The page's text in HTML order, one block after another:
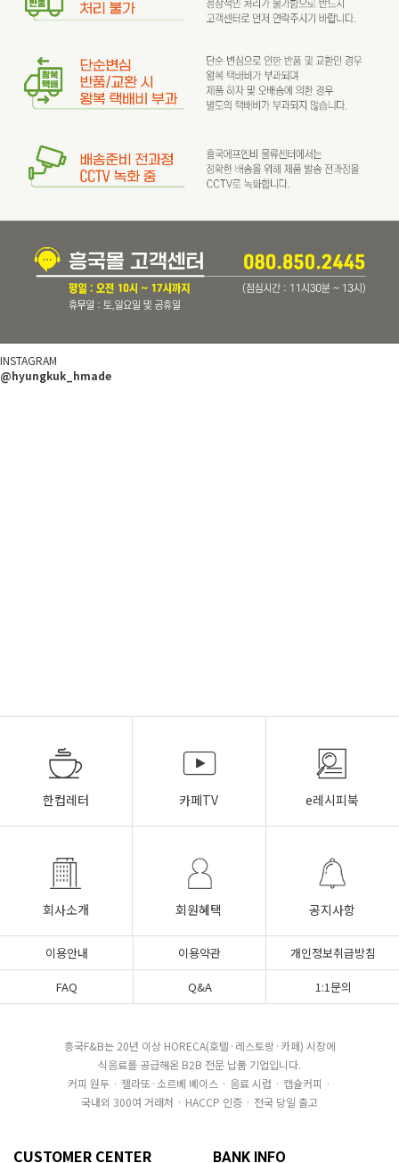
INSTAGRAM
@hyungkuk_hmade
한컵레터 카페TV e레시피북
회사소개 회원혜택 공지사항
이용안내 이용약관
개인정보취급방침
FAQ
Q&A 1:1문의
흥국F&B는 20년 이상 HORECA(호텔·레스토랑·카페) 시장에
식음료를 공급해온 B2B 전문 납품 기업입니다.
커피 원두 · 젤라또·소르베 베이스 · 음료 시럽 · 캡슐커피 ·
국내외 300여 거래처 · HACCP 인증 · 전국 당일 출고
CUSTOMER CENTER BANK INFO